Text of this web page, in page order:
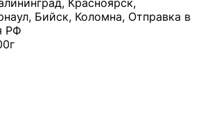
Красноярск,
Бийск, Коломна, Отправка в
РФ